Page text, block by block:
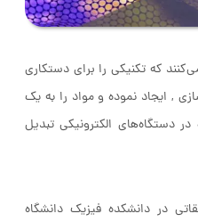
که تکنیکی را برای دستکاری
, ایجاد نموده و مواد را به یک
دستگاه‌های الکترونیکی تبدیل
در دانشکده فیزیک دانشگاه